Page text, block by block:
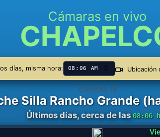
Cámaras en vivo
días, misma hora: Ubicación
CÁMARA 18
Silla Rancho Grande
Últimos días, cerca de las08:06